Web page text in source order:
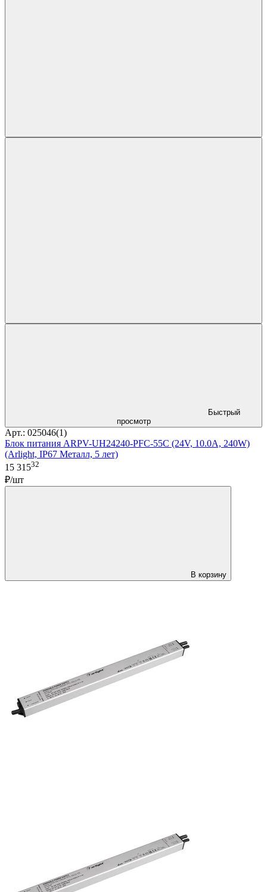
Быстрый
просмотр
Арт.: 025046(1)
Блок питания ARPV-UH24240-PFC-55C (24V, 10.0A, 240W)
(Arlight, IP67 Металл, 5 лет)
15 31532
₽/шт
В корзину